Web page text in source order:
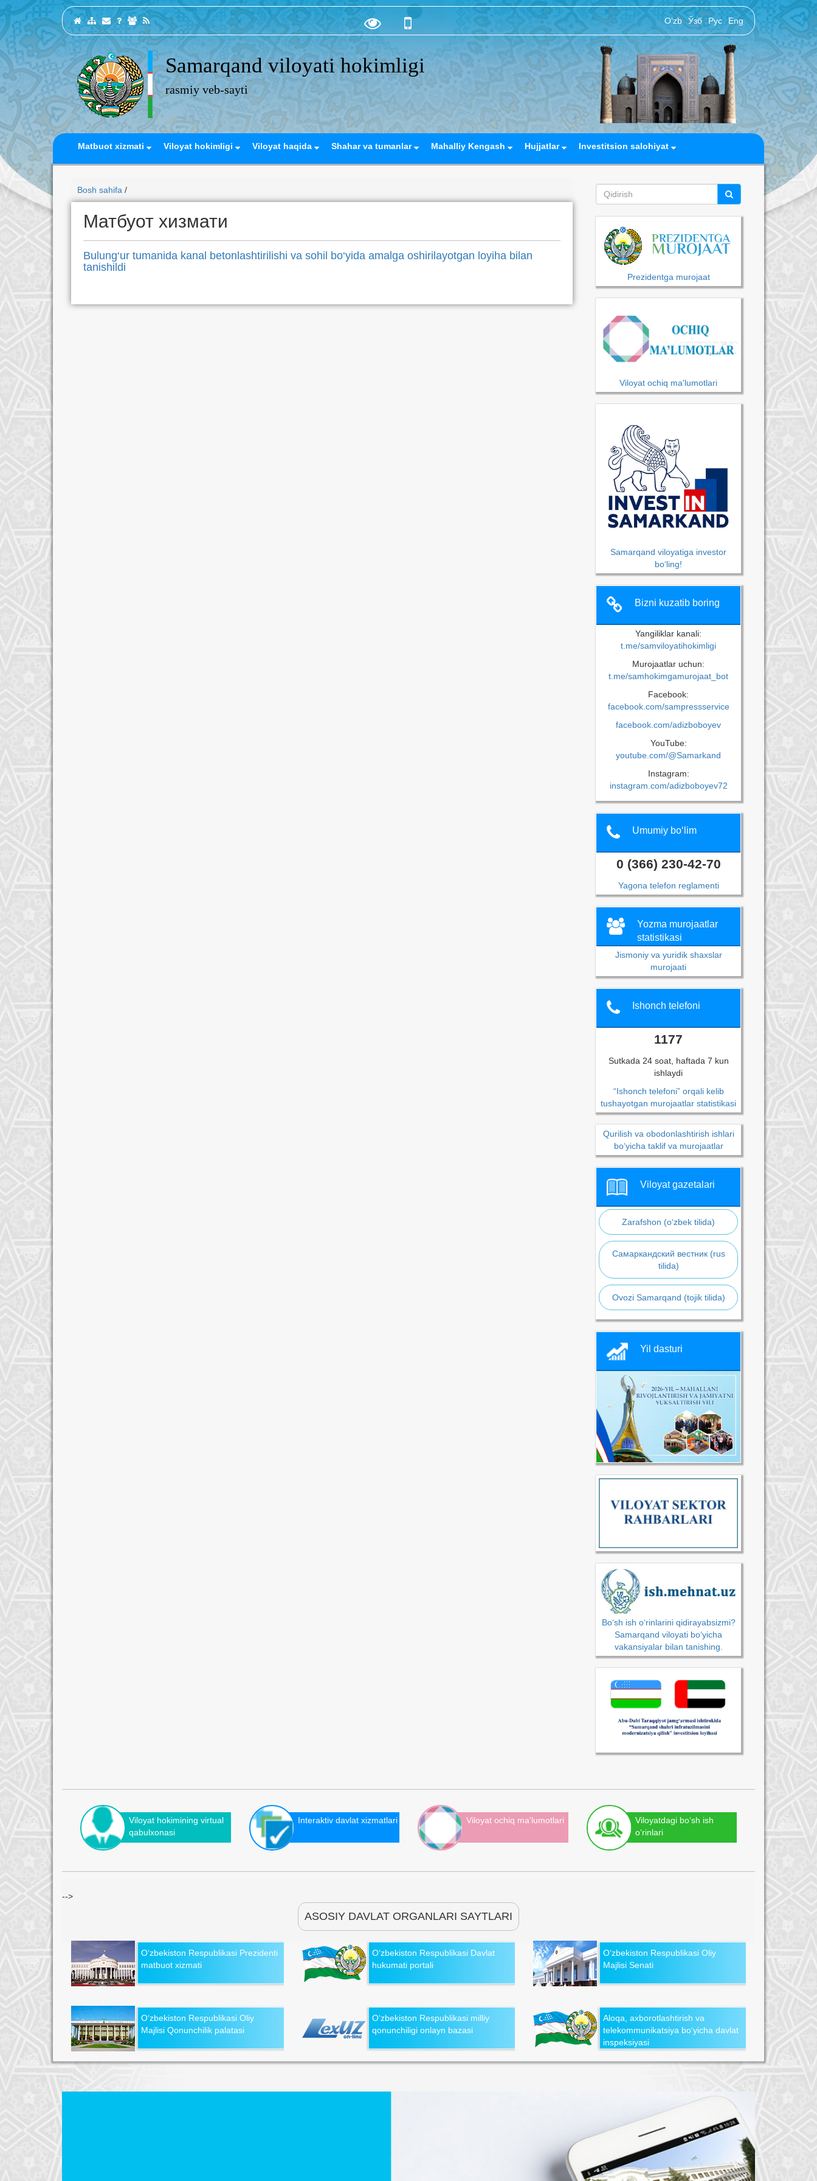
O‘zb Ўзб Рус Eng
Samarqand viloyati hokimligi
rasmiy veb-sayti
Matbuot xizmati Viloyat hokimligi Viloyat haqida Shahar va tumanlar Mahalliy Kengash Hujjatlar Investitsion salohiyat
Bosh sahifa /
Матбуот хизмати
Bulung‘ur tumanida kanal betonlashtirilishi va sohil bo‘yida amalga oshirilayotgan loyiha bilan
tanishildi
Prezidentga murojaat
Viloyat ochiq ma'lumotlari
Samarqand viloyatiga investor
bo‘ling!
Bizni kuzatib boring
Yangiliklar kanali:
t.me/samviloyatihokimligi
Murojaatlar uchun:
t.me/samhokimgamurojaat_bot
Facebook:
facebook.com/sampressservice
facebook.com/adizboboyev
YouTube:
youtube.com/@Samarkand
Instagram:
instagram.com/adizboboyev72
Umumiy bo‘lim
0 (366) 230-42-70
Yagona telefon reglamenti
Yozma murojaatlar
statistikasi
Jismoniy va yuridik shaxslar
murojaati
Ishonch telefoni
1177
Sutkada 24 soat, haftada 7 kun
ishlaydi
“Ishonch telefoni” orqali kelib
tushayotgan murojaatlar statistikasi
Qurilish va obodonlashtirish ishlari
bo‘yicha taklif va murojaatlar
Viloyat gazetalari
Zarafshon (o‘zbek tilida)
Самаркандский вестник (rus
tilida)
Ovozi Samarqand (tojik tilida)
Yil dasturi
Bo‘sh ish o‘rinlarini qidirayabsizmi?
Samarqand viloyati bo‘yicha
vakansiyalar bilan tanishing.
Viloyat hokimining virtual
qabulxonasi
Interaktiv davlat xizmatlari Viloyat ochiq ma'lumotlari
Viloyatdagi bo‘sh ish
o‘rinlari
-->
ASOSIY DAVLAT ORGANLARI SAYTLARI
O‘zbekiston Respublikasi Prezidenti
matbuot xizmati
O‘zbekiston Respublikasi Davlat
hukumati portali
O‘zbekiston Respublikasi Oliy
Majlisi Senati
O‘zbekiston Respublikasi Oliy
Majlisi Qonunchilik palatasi
O‘zbekiston Respublikasi milliy
qonunchiligi onlayn bazasi
Aloqa, axborotlashtirish va
telekommunikatsiya bo‘yicha davlat
inspeksiyasi